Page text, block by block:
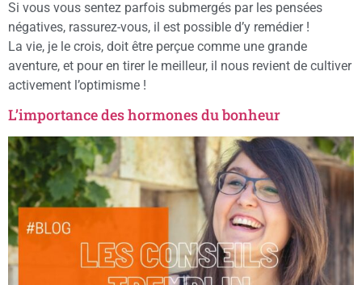
Si vous vous sentez parfois submergés par les pensées
négatives, rassurez-vous, il est possible d’y remédier !
La vie, je le crois, doit être perçue comme une grande
aventure, et pour en tirer le meilleur, il nous revient de cultiver
activement l’optimisme !
L’importance des hormones du bonheur